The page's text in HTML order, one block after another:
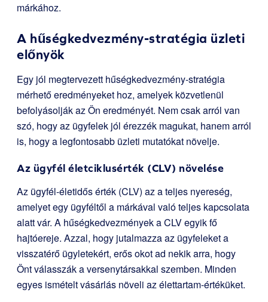
márkához.
A hűségkedvezmény-stratégia üzleti
előnyök
Egy jól megtervezett hűségkedvezmény-stratégia
mérhető eredményeket hoz, amelyek közvetlenül
befolyásolják az Ön eredményét. Nem csak arról van
szó, hogy az ügyfelek jól érezzék magukat, hanem arról
is, hogy a legfontosabb üzleti mutatókat növelje.
Az ügyfél életciklusérték (CLV) növelése
Az ügyfél-életidős érték (CLV) az a teljes nyereség,
amelyet egy ügyféltől a márkával való teljes kapcsolata
alatt vár. A hűségkedvezmények a CLV egyik fő
hajtóereje. Azzal, hogy jutalmazza az ügyfeleket a
visszatérő ügyletekért, erős okot ad nekik arra, hogy
Önt válasszák a versenytársakkal szemben. Minden
egyes ismételt vásárlás növeli az élettartam-értéküket.